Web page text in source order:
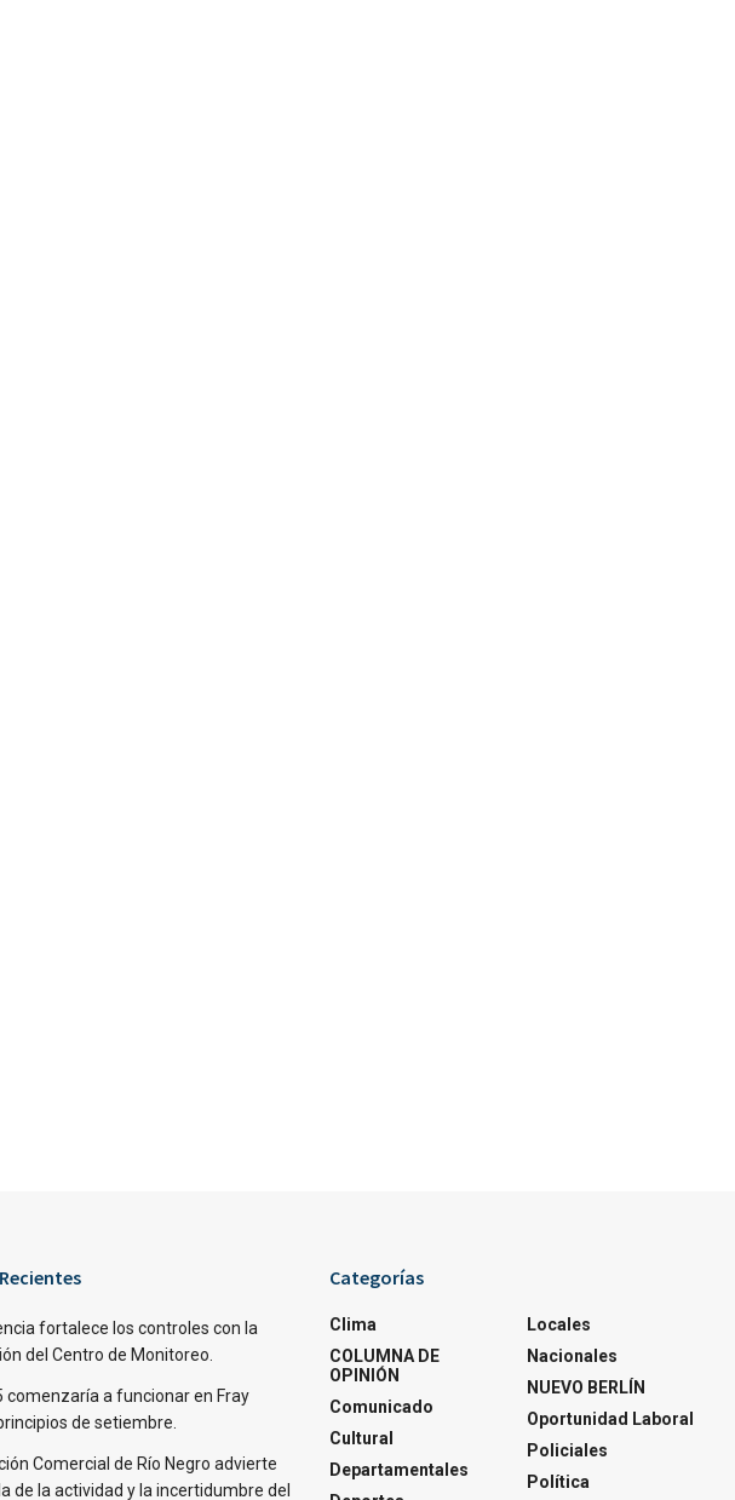
fortalece los controles con la
del Centro de Monitoreo.
comenzaría a funcionar en Fray
de setiembre.
Comercial de Río Negro advierte
de la actividad y la incertidumbre del
Categorías
Clima
COLUMNA DE
OPINIÓN
Comunicado
Cultural
Departamentales
Locales
Nacionales
NUEVO BERLÍN
Oportunidad Laboral
Policiales
Política